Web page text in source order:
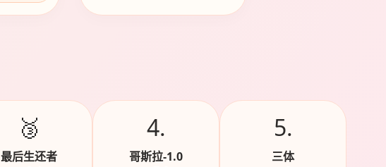
🥉
最后生还者
4.
哥斯拉-1.0
5.
三体